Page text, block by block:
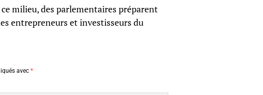
milieu, des parlementaires préparent
entrepreneurs et investisseurs du
avec *